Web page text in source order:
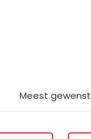
Meest gewenst